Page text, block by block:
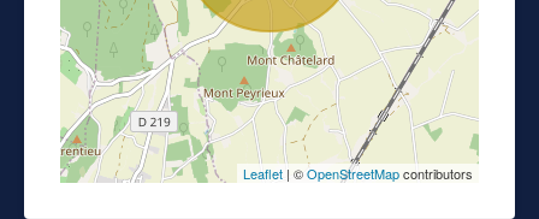
Leaflet | ©OpenStreetMapcontributors